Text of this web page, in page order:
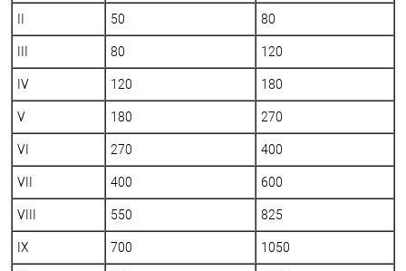
50 80
80 120
IV 120 180
V 180 270
VI 270 400
VII 400 600
VIII 550 825
IX 700 1050